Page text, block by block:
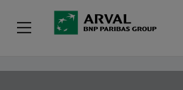
Particulares